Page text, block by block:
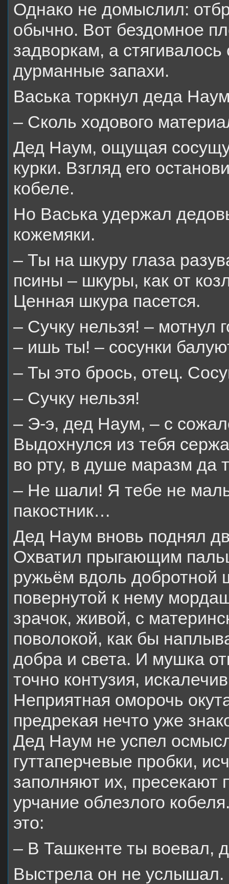
Однако не домыслил:
обычно. Вот бездомное
задворкам, а
дурманные запахи.
Васька торкнул деда
– Сколь ходового
Дед Наум, ощущая
курки. Взгляд его
кобеле.
Но Васька удержал
кожемяки.
– Ты на шкуру глаза
псины – шкуры, как от
Ценная шкура пасется.
– Сучку нельзя! – мотнул
– ишь ты! – сосунки
– Ты это брось, отец.
– Сучку нельзя!
– Э-э, дед Наум, – с
Выдохнулся из тебя
во рту, в душе маразм да
– Не шали! Я тебе не
пакостник…
Дед Наум вновь поднял
Охватил прыгающим
ружьём вдоль добротной
повернутой к нему
зрачок, живой, с
поволокой, как бы
добра и света. И мушка
точно контузия,
Неприятная оморочь
предрекая нечто уже
Дед Наум не успел
гуттаперчевые пробки,
заполняют их, пресекают
урчание облезлого
это:
– В Ташкенте ты воевал,
Выстрела он не услышал.